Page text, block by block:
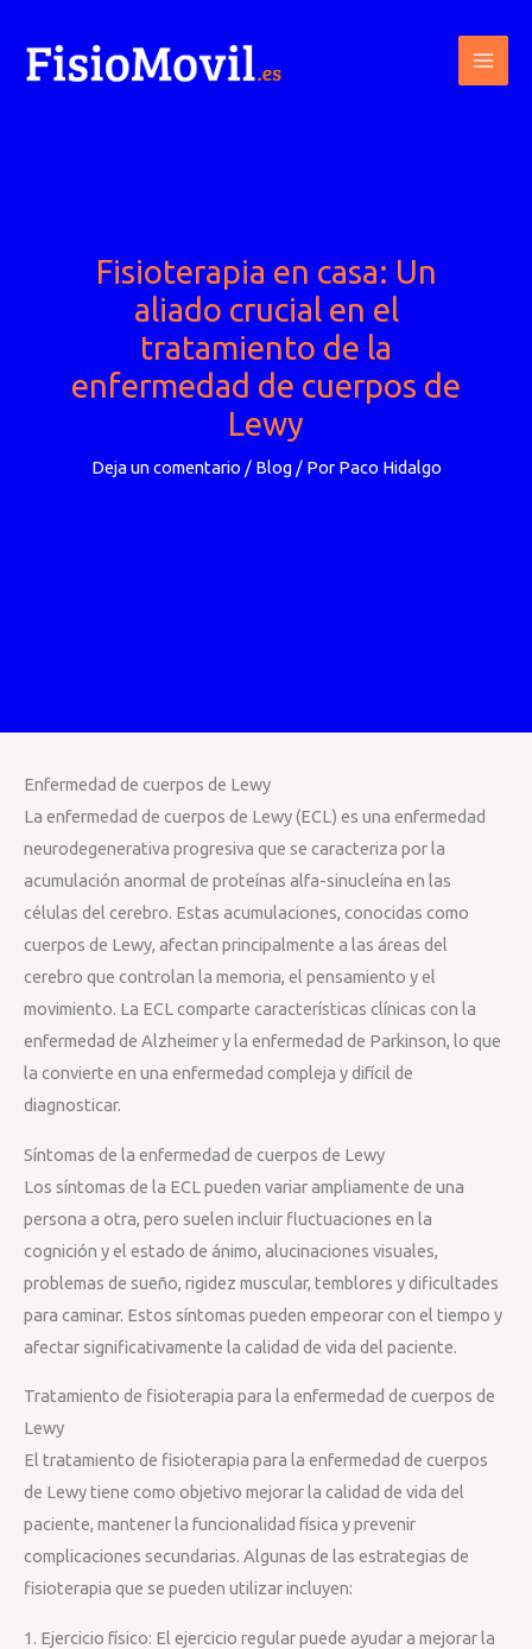
contenido
Fisioterapia en casa: Un
aliado crucial en el
tratamiento de la
enfermedad de cuerpos de
Lewy
Deja un comentario / Blog/ Por Paco Hidalgo
Enfermedad de cuerpos de Lewy
La enfermedad de cuerpos de Lewy (ECL) es una enfermedad
neurodegenerativa progresiva que se caracteriza por la
acumulación anormal de proteínas alfa-sinucleína en las
células del cerebro. Estas acumulaciones, conocidas como
cuerpos de Lewy, afectan principalmente a las áreas del
cerebro que controlan la memoria, el pensamiento y el
movimiento. La ECL comparte características clínicas con la
enfermedad de Alzheimer y la enfermedad de Parkinson, lo que
la convierte en una enfermedad compleja y difícil de
diagnosticar.
Síntomas de la enfermedad de cuerpos de Lewy
Los síntomas de la ECL pueden variar ampliamente de una
persona a otra, pero suelen incluir fluctuaciones en la
cognición y el estado de ánimo, alucinaciones visuales,
problemas de sueño, rigidez muscular, temblores y dificultades
para caminar. Estos síntomas pueden empeorar con el tiempo y
afectar significativamente la calidad de vida del paciente.
Tratamiento de fisioterapia para la enfermedad de cuerpos de
Lewy
El tratamiento de fisioterapia para la enfermedad de cuerpos
de Lewy tiene como objetivo mejorar la calidad de vida del
paciente, mantener la funcionalidad física y prevenir
complicaciones secundarias. Algunas de las estrategias de
fisioterapia que se pueden utilizar incluyen:
1. Ejercicio físico: El ejercicio regular puede ayudar a mejorar la